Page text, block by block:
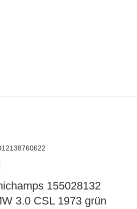
155028132
3.0 CSL 1973 grün